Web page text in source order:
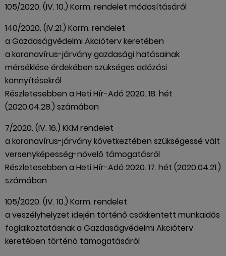
105/2020. (IV. 10.) Korm. rendelet módosításáról
140/2020. (IV.21.) Korm. rendelet
a Gazdaságvédelmi Akcióterv keretében
a koronavírus-járvány gazdasági hatásainak
mérséklése érdekében szükséges adózási
könnyítésekről
Részletesebben a Heti Hír-Adó 2020. 18. hét
(2020.04.28.) számában
7/2020. (IV. 16.) KKM rendelet
a koronavírus-járvány következtében szükségessé vált
versenyképesség-növelő támogatásról
Részletesebben a Heti Hír-Adó 2020. 17. hét (2020.04.21.)
számában
105/2020. (IV. 10.) Korm. rendelet
a veszélyhelyzet idején történő csökkentett munkaidős
foglalkoztatásnak a Gazdaságvédelmi Akcióterv
keretében történő támogatásáról